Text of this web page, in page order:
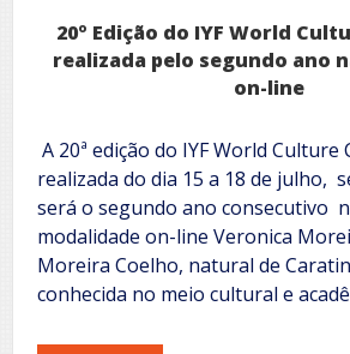
20º Edição do IYF World
realizada pelo segundo ano
on-line
A 20ª edição do IYF World Culture
realizada do dia 15 a 18 de julho,
será o segundo ano consecutivo
modalidade on-line Veronica
Moreira Coelho, natural de
conhecida no meio cultural e